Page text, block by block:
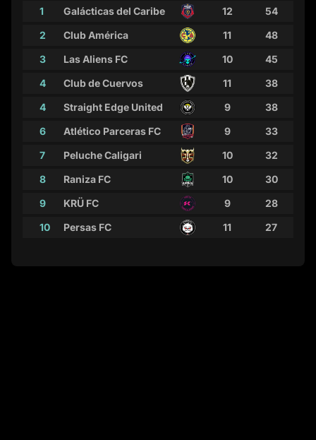
1 Galácticas del Caribe 12
54
2
Club América 11
48
3
Las Aliens FC 10
45
4
Club de Cuervos 11
38
4
Straight Edge United 9
38
6
Atlético Parceras FC 9
33
7
Peluche Caligari 10
32
8
Raniza FC 10
30
9
KRÜ FC 9
28
10
Persas FC 11 27